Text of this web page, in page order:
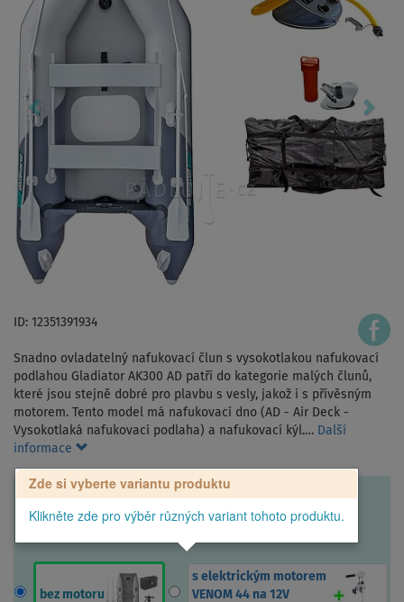
ID: 12351391934
Snadno ovladatelný nafukovací člun s vysokotlakou nafukovací
podlahou Gladiator AK300 AD patří do kategorie malých člunů,
které jsou stejně dobré pro plavbu s vesly, jakož i s přívěsným
motorem. Tento model má nafukovací dno (AD - Air Deck -
Vysokotlaká nafukovací podlaha) a nafukovací kýl.… Další
informace
Zde si vyberte variantu produktu
Klikněte zde pro výběr různých variant tohoto produktu.
bez motoru
s elektrickým motorem
VENOM 44 na 12V